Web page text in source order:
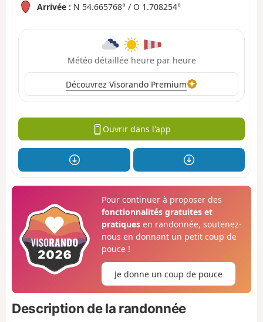
Arrivée : N 54.665768° / O 1.708254°
Météo détaillée heure par heure
Découvrez Visorando Premium
Ouvrir dans l'app
Pour continuer à proposer des
fonctionnalités gratuites et
pratiquesen randonnée, soutenez-
nous en donnant un petit coup de
pouce !
Je donne un coup de pouce
Description de la randonnée